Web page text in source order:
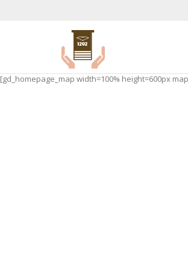
[gd_homepage_map width=100% height=600px